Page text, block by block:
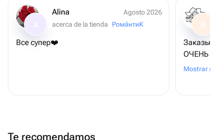
Alina
Agosto 2026
acerca de la tienda
Рома́нтиК
Все супер❤️
R
ОЧЕНЬ
чем
Mostrar
Te recomendamos